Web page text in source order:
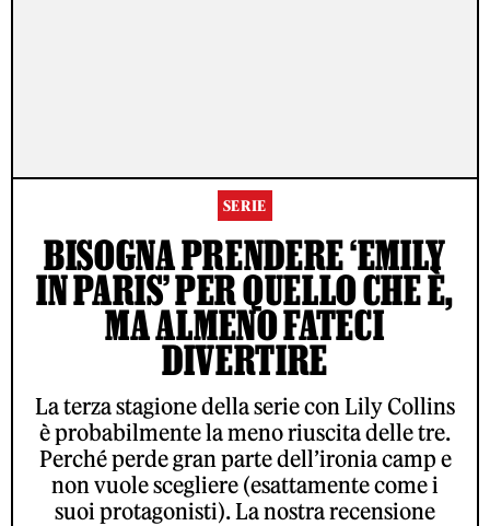
SERIE
BISOGNA PRENDERE ‘EMILY
IN PARIS’ PER QUELLO CHE È,
MA ALMENO FATECI
DIVERTIRE
La terza stagione della serie con Lily Collins
è probabilmente la meno riuscita delle tre.
Perché perde gran parte dell’ironia camp e
non vuole scegliere (esattamente come i
suoi protagonisti). La nostra recensione